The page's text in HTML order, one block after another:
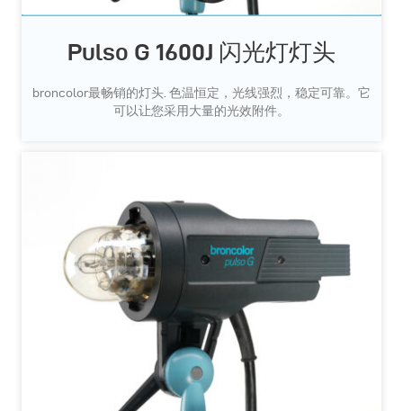
Pulso G 1600J 闪光灯灯头
broncolor最畅销的灯头. 色温恒定，光线强烈，稳定可靠。它
可以让您采用大量的光效附件。